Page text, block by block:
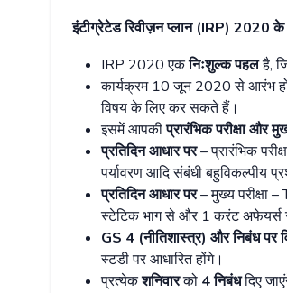
इंटीग्रेटेड रिवीज़न प्लान (IRP) 2020के
IRP 2020 एकनिःशुल्क पहलहै,
कार्यक्रम 10 जून 2020 से आरंभ
विषय के लिए कर सकते हैं।
इसमें आपकीप्रारंभिक परीक्षा और
प्रतिदिन आधार पर– प्रारंभिक
पर्यावरण आदि संबंधी बहुविकल्पीय
प्रतिदिन आधार पर– मुख्य परीक्षा –
स्टेटिक भाग से और 1 करंट अफेयर्स
GS 4 (नीतिशास्त्र) और निबंध पर
स्टडी पर आधारित होंगे।
प्रत्येकशनिवारको 4निबंधदिए